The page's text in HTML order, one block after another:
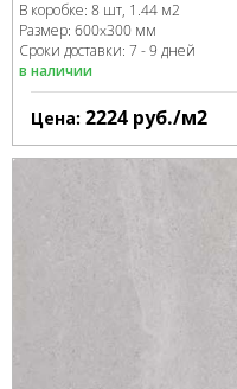
В коробке: 8 шт, 1.44 м2
Размер: 600x300 мм
Сроки доставки: 7 - 9 дней
в наличии
Цена: 2224 руб./м2